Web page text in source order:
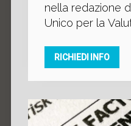
nella redazione
Unico per la
disposizione
consulenti
la loro
compilazione del
RICHIEDI INFO